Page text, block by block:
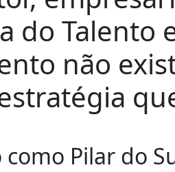
do Talento
não
Pilar do